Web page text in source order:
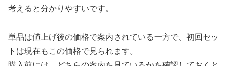
考えると分かりやすいです。
単品は値上げ後の価格で案内されている一方で、初回セッ
トは現在もこの価格で見られます。